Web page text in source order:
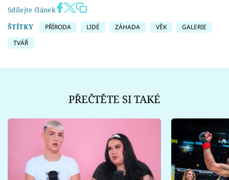
Sdílejte článek
ŠTÍTKY
PŘÍRODA LIDÉ ZÁHADA VĚK
GALERIE
TVÁŘ
PŘEČTĚTE SI TAKÉ